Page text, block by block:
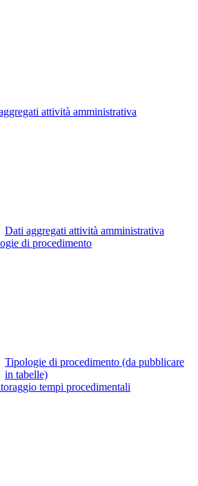
attività amministrativa
Dati aggregati attività amministrativa
di procedimento
Tipologie di procedimento (da pubblicare
in tabelle)
tempi procedimentali